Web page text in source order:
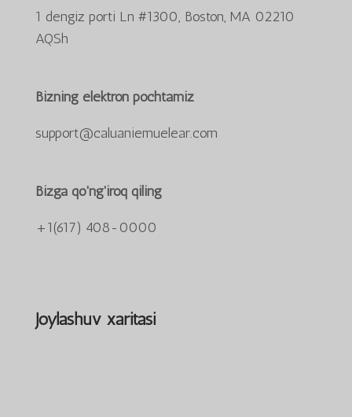
1 dengiz porti Ln #1300, Boston, MA 02210
AQSh
Bizning elektron pochtamiz
support@caluaniemuelear.com
Bizga qo'ng'iroq qiling
+1(617) 408-0000
Joylashuv xaritasi